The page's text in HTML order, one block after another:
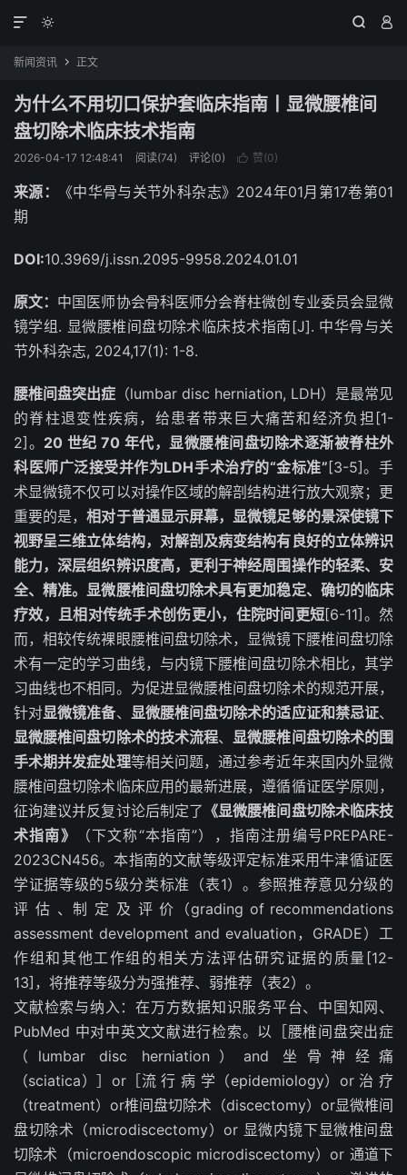
  

新闻资讯  正文
为什么不用切口保护套临床指南丨显微腰椎间
盘切除术临床技术指南
2026-04-17 12:48:41 阅读(74) 评论(0)  赞(0)
来源：
《中华骨与关节外科杂志》2024年01月第17卷第01
期
DOI:10.3969/j.issn.2095-9958.2024.01.01
原文： 中国医师协会骨科医师分会脊柱微创专业委员会显微
镜学组. 显微腰椎间盘切除术临床技术指南[J]. 中华骨与关
节外科杂志, 2024,17(1): 1-8.
腰椎间盘突出症 （lumbar disc herniation, LDH） 是最常见
的脊柱退变性疾病，给患者带来巨大痛苦和经济负担[1-
2]。 20 世纪 70 年代，显微腰椎间盘切除术逐渐被脊柱外
科医师广泛接受并作为LDH手术治疗的“金标准” [3-5]。手
术显微镜不仅可以对操作区域的解剖结构进行放大观察；更
重要的是，相对于普通显示屏幕，显微镜足够的景深使镜下
视野呈三维立体结构，对解剖及病变结构有良好的立体辨识
能力，深层组织辨识度高，更利于神经周围操作的轻柔、安
全、精准。显微腰椎间盘切除术具有更加稳定、确切的临床
疗效，且相对传统手术创伤更小，住院时间更短[6-11]。然
而，相较传统裸眼腰椎间盘切除术，显微镜下腰椎间盘切除
术有一定的学习曲线，与内镜下腰椎间盘切除术相比，其学
习曲线也不相同。为促进显微腰椎间盘切除术的规范开展，
针对显微镜准备、 显微腰椎间盘切除术的适应证和禁忌证、
显微腰椎间盘切除术的技术流程、显微腰椎间盘切除术的围
手术期并发症处理等相关问题，通过参考近年来国内外显微
腰椎间盘切除术临床应用的最新进展，遵循循证医学原则，
征询建议并反复讨论后制定了 《显微腰椎间盘切除术临床技
术指南》
（下文称“本指南”）
，指南注册编号PREPARE-
2023CN456。本指南的文献等级评定标准采用牛津循证医
学证据等级的5级分类标准（表1）。参照推荐意见分级的
评 估 、制 定 及 评 价 （grading of recommendations
assessment development and evaluation，GRADE） 工
作组和其他工作组的相关方法评估研究证据的质量[12-
13]，将推荐等级分为强推荐、弱推荐（表2）。
文献检索与纳入：在万方数据知识服务平台、中国知网、
PubMed 中对中英文文献进行检索。以［腰椎间盘突出症
（lumbar disc herniation）and 坐骨神经痛
（sciatica）］or［流 行 病 学（epidemiology）or 治 疗
（treatment）or椎间盘切除术（discectomy）or显微椎间
盘切除术（microdiscectomy）or 显微内镜下显微椎间盘
切除术（microendoscopic microdiscectomy）or 通道下